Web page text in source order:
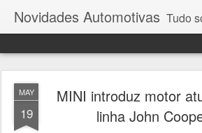
Novidades Automotivas Tudo
MAY
19
MINI introduz motor
linha John